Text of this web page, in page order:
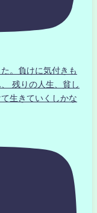
。負けに気付きも
残りの人生、貧し
生きていくしかな